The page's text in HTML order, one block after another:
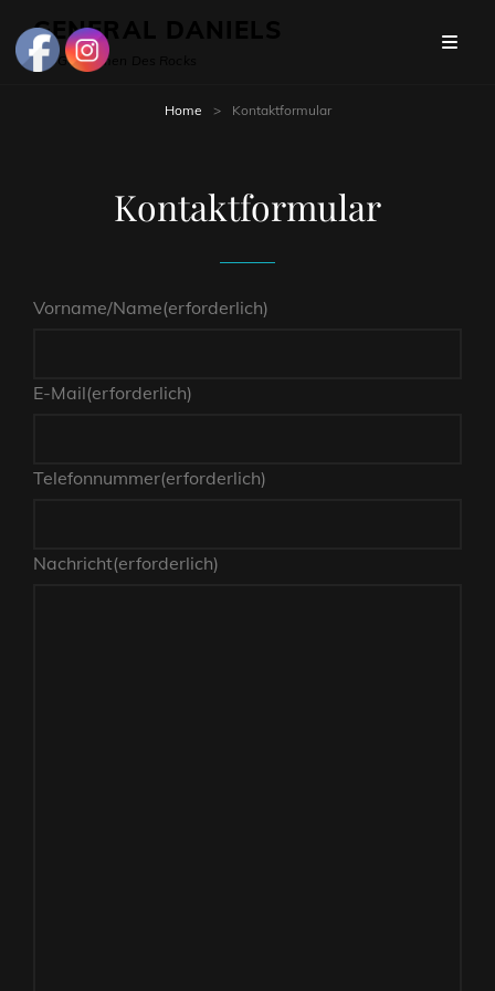
GENERAL DANIELS
Die Gentlemen Des Rocks
Home > Kontaktformular
Kontaktformular
Vorname/Name(erforderlich)
E-Mail(erforderlich)
Telefonnummer(erforderlich)
Nachricht(erforderlich)